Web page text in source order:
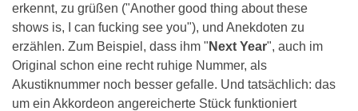
erkennt, zu grüßen ("Another good thing about these
shows is, I can fucking see you"), und Anekdoten zu
erzählen. Zum Beispiel, dass ihm " Next Year", auch im
Original schon eine recht ruhige Nummer, als
Akustiknummer noch besser gefalle. Und tatsächlich: das
um ein Akkordeon angereicherte Stück funktioniert